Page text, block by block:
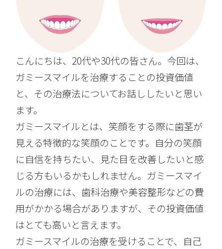
こんにちは、20代や30代の皆さん。今回は、
ガミースマイルを治療することの投資価値
と、その治療法についてお話ししたいと思い
ます。
ガミースマイルとは、笑顔をする際に歯茎が
見える特徴的な笑顔のことです。自分の笑顔
に自信を持ちたい、見た目を改善したいと感
じる方もいるかもしれません。ガミースマイ
ルの治療には、歯科治療や美容整形などの費
用がかかる場合がありますが、その投資価値
はとても高いと言えます。
ガミースマイルの治療を受けることで、自己